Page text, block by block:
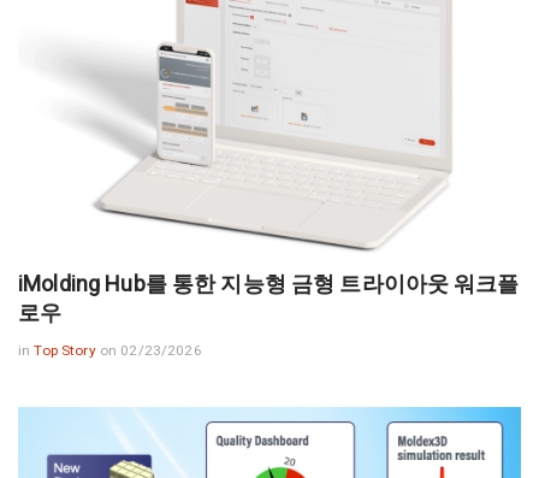
iMolding Hub를 통한 지능형 금형 트라이아웃 워크플
로우
inTop Story on 02/23/2026